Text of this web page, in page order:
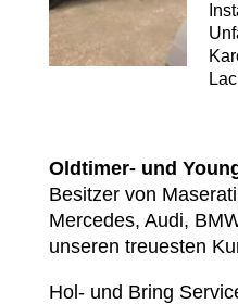
Oldtimer- und
Besitzer von
Mercedes, Audi,
unseren treuesten
Hol- und Bring